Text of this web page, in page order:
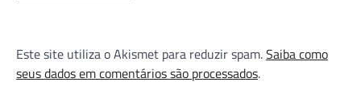
Este site utiliza o Akismet para reduzir spam.Saiba como
seus dados em comentários são processados.